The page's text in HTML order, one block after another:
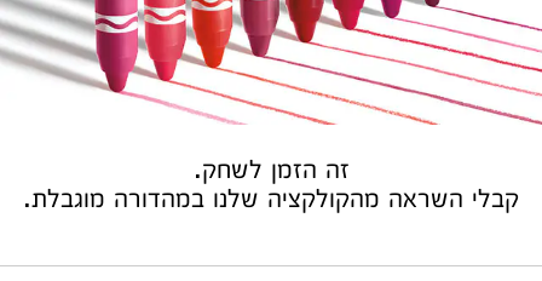
זה הזמן לשחק.
קבלי השראה מהקולקציה שלנו במהדורה מוגבלת.